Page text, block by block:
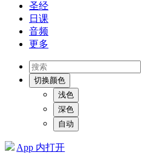
圣经
日课
音频
更多
切换颜色
浅色
深色
自动
App 内打开